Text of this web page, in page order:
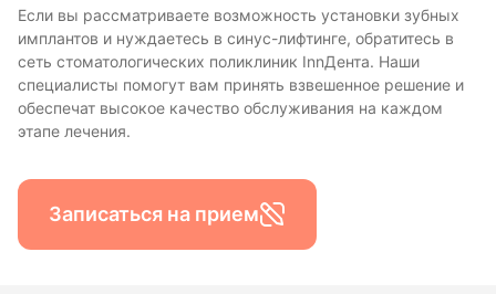
Если вы рассматриваете возможность установки зубных
имплантов и нуждаетесь в синус-лифтинге, обратитесь в
сеть стоматологических поликлиник InnДента. Наши
специалисты помогут вам принять взвешенное решение и
обеспечат высокое качество обслуживания на каждом
этапе лечения.
Записаться на прием